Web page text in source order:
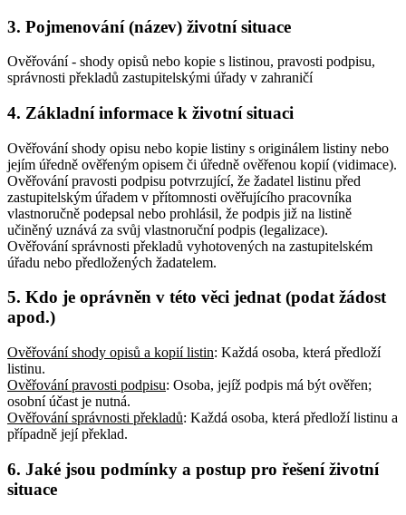
3. Pojmenování (název) životní situace
Ověřování - shody opisů nebo kopie s listinou, pravosti podpisu,
správnosti překladů zastupitelskými úřady v zahraničí
4. Základní informace k životní situaci
Ověřování shody opisu nebo kopie listiny s originálem listiny nebo
jejím úředně ověřeným opisem či úředně ověřenou kopií (vidimace).
Ověřování pravosti podpisu potvrzující, že žadatel listinu před
zastupitelským úřadem v přítomnosti ověřujícího pracovníka
vlastnoručně podepsal nebo prohlásil, že podpis již na listině
učiněný uznává za svůj vlastnoruční podpis (legalizace).
Ověřování správnosti překladů vyhotovených na zastupitelském
úřadu nebo předložených žadatelem.
5. Kdo je oprávněn v této věci jednat (podat žádost
apod.)
Ověřování shody opisů a kopií listin: Každá osoba, která předloží
listinu.
Ověřování pravosti podpisu: Osoba, jejíž podpis má být ověřen;
osobní účast je nutná.
Ověřování správnosti překladů: Každá osoba, která předloží listinu a
případně její překlad.
6. Jaké jsou podmínky a postup pro řešení životní
situace